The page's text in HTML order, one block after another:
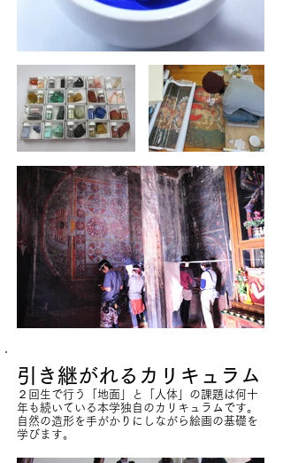
引き継がれるカリキュラム
２回生で行う「地面」と「人体」の課題は何十
年も続いている本学独自のカリキュラムです。
自然の造形を手がかりにしながら絵画の基礎を
学びます。